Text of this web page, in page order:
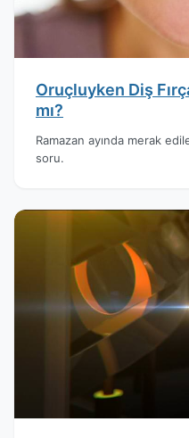
Oruçluyken Diş
mı?
Ramazan ayında merak
soru.